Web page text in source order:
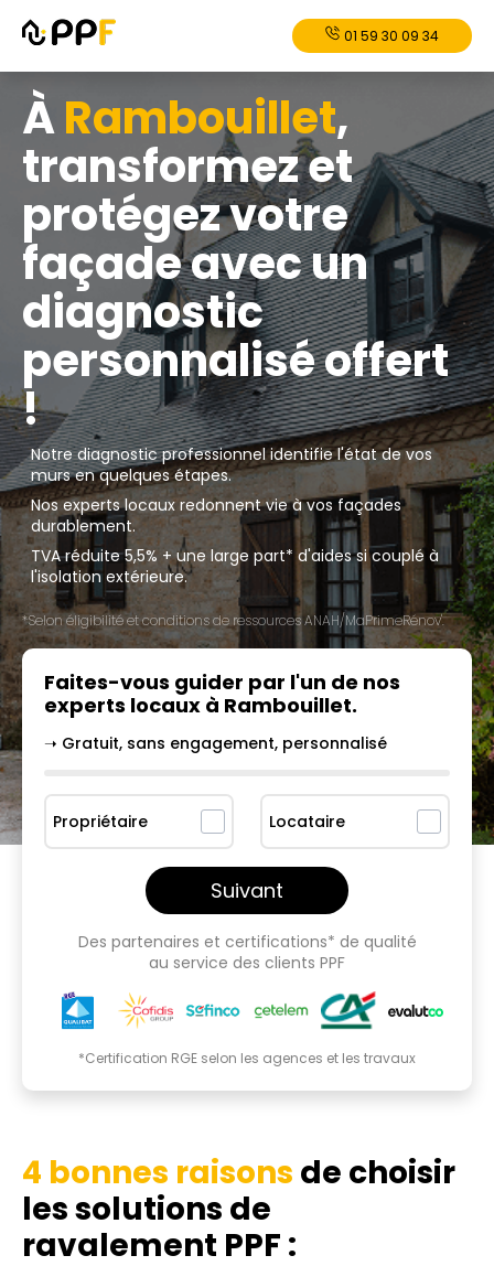
01 59 30 09 34
ÀRambouillet,
transformez et
protégez votre
façade avec un
diagnostic
personnalisé offert
!
Notre diagnostic professionnel identifie l'état de vos
murs en quelques étapes.
Nos experts locaux redonnent vie à vos façades
durablement.
TVA réduite 5,5% + une large part* d'aides si couplé à
l'isolation extérieure.
*Selon éligibilité et conditions de ressources ANAH/MaPrimeRénov'.
Faites-vous guider par l'un de nos
experts locaux à Rambouillet.
➝ Gratuit, sans engagement, personnalisé
Propriétaire Locataire
Suivant
Des partenaires et certifications* de qualité
au service des clients PPF
*Certification RGE selon les agences et les travaux
4 bonnes raisons de choisir
les solutions de
ravalement PPF :